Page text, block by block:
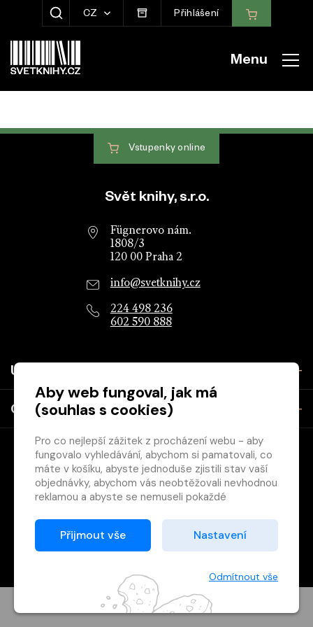
ZOBRAZIT HLEDÁNÍ
CZ Přihlášení
Menu
Patička webu
Vstupenky online
Svět knihy, s.r.o.
Fügnerovo nám.
1808/3
120 00 Praha 2
info@svetknihy.cz
224 498 236
602 590 888
Užitečné
O společnosti
Copyright © 2026 Svět knihy, s.r.o. - společnost Svazu českých
knihkupců a nakladatelů.
Grand IT s.r.o.
Aby web fungoval, jak má
(souhlas s cookies)
Pro co nejlepší zážitek z procházení webu - aby
fungovalo vyhledávání, abychom si pamatovali, co
máte v košíku, abyste jednoduše zjistili stav vaší
objednávky, abychom vás neobtěžovali nevhodnou
reklamou a abyste se nemuseli pokaždé
Proto od vás potřebujeme souhlas se
zpracováním souborů cookies
Děkujeme, že nám ho dáte a pomůžete nám tak
Přijmout vše Nastavení
Odmítnout vše